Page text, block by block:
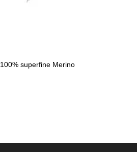
100% superfine Merino